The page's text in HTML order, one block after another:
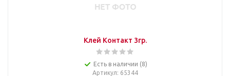
Клей Контакт 3гр.
Есть в наличии (8)
Артикул: 65344